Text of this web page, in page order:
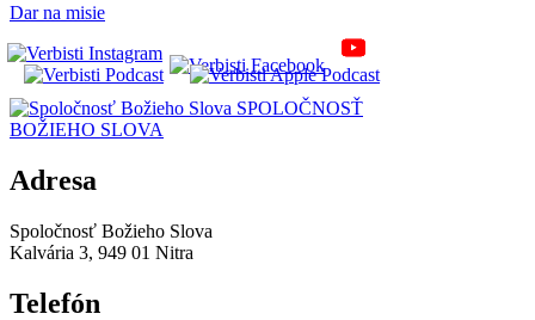
Dar na misie
SPOLOČNOSŤ
BOŽIEHO SLOVA
Adresa
Spoločnosť Božieho Slova
Kalvária 3, 949 01 Nitra
Telefón